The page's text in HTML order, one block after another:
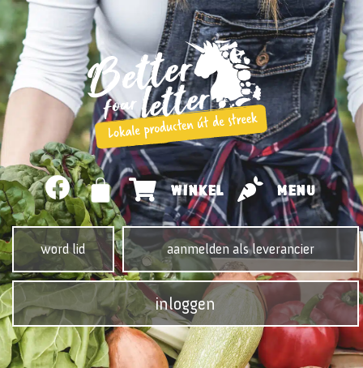
WINKEL MENU
word lid aanmelden als leverancier
inloggen